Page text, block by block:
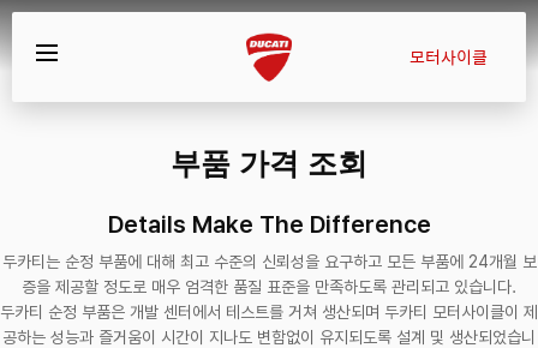
모터사이클
부품 가격 조회
Details Make The Difference
두카티는 순정 부품에 대해 최고 수준의 신뢰성을 요구하고 모든 부품에 24개월 보
증을 제공할 정도로 매우 엄격한 품질 표준을 만족하도록 관리되고 있습니다.
두카티 순정 부품은 개발 센터에서 테스트를 거쳐 생산되며 두카티 모터사이클이 제
공하는 성능과 즐거움이 시간이 지나도 변함없이 유지되도록 설계 및 생산되었습니